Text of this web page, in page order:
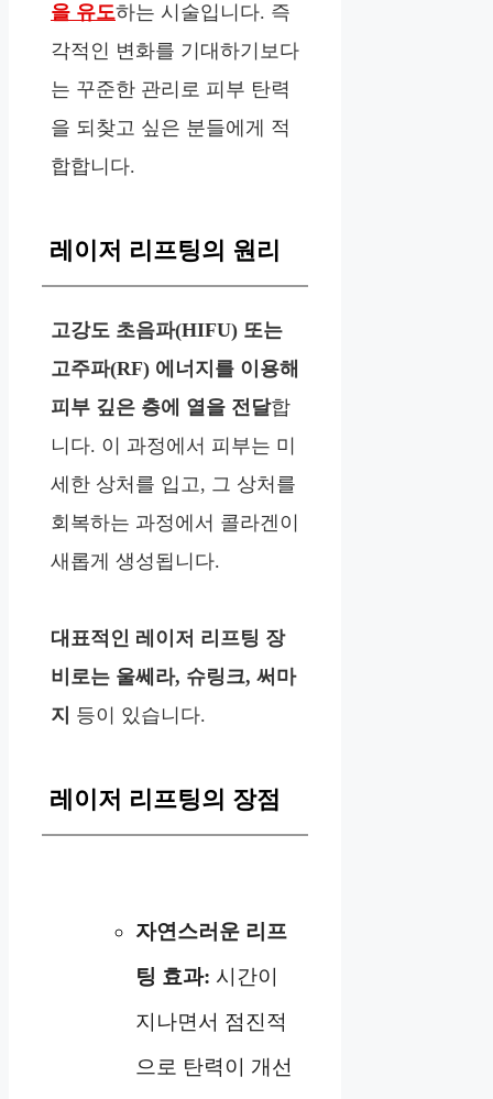
을 유도하는 시술입니다. 즉
각적인 변화를 기대하기보다
는 꾸준한 관리로 피부 탄력
을 되찾고 싶은 분들에게 적
합합니다.
레이저 리프팅의 원리
고강도 초음파(HIFU) 또는
고주파(RF) 에너지를 이용해
피부 깊은 층에 열을 전달합
니다. 이 과정에서 피부는 미
세한 상처를 입고, 그 상처를
회복하는 과정에서 콜라겐이
새롭게 생성됩니다.
대표적인 레이저 리프팅 장
비로는 울쎄라, 슈링크, 써마
지 등이 있습니다.
레이저 리프팅의 장점
자연스러운 리프
팅 효과: 시간이
지나면서 점진적
으로 탄력이 개선